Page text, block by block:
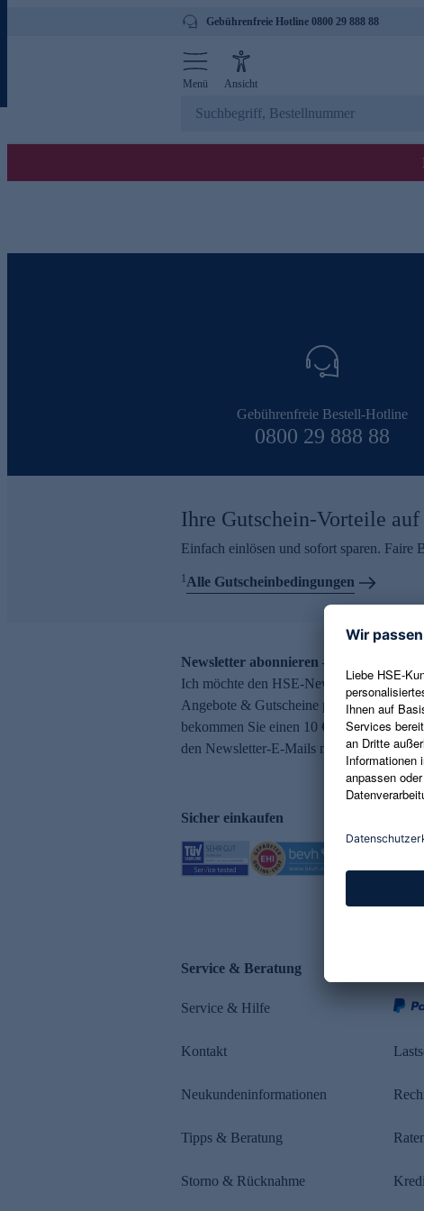
Gebührenfreie Hotline 0800 29 888 88
Menü Ansicht
Gebührenfreie Bestell-Hotline
0800 29 888 88
Ihre Gutschein-Vorteile
Einfach einlösen und sofort sparen. Faire
1Alle Gutscheinbedingungen
Newsletter abonnieren – 10 € Gutschein
Ich möchte den HSE-Newsletter
Angebote & Gutscheine per E-Mail
bekommen Sie einen 10 € Gutschein.
den Newsletter-E-Mails möglich.
Sicher einkaufen
Service & Beratung
Service & Hilfe
Kontakt
Neukundeninformationen
Tipps & Beratung
Storno & Rücknahme